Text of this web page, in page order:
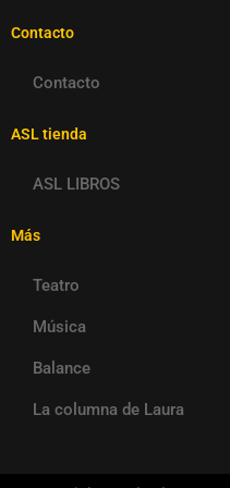
Contacto
Contacto
ASL tienda
ASL LIBROS
Más
Teatro
Música
Balance
La columna de Laura